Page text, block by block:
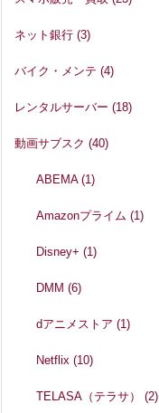
ネット銀行 (3)
バイク・メンテ (4)
レンタルサーバー (18)
動画サブスク (40)
ABEMA(1)
Amazonプライム(1)
Disney+(1)
DMM(6)
dアニメストア(1)
Netflix(10)
TELASA（テラサ）(2)